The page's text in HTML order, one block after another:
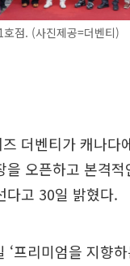
점. (사진제공=더벤티)
더벤티가 캐나다
을 오픈하고 본격적
다고 30일 밝혔다.
‘프리미엄을 지향